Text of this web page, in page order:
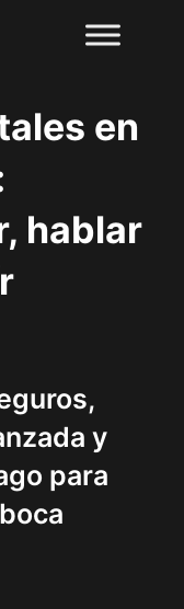
en
hablar
y
para